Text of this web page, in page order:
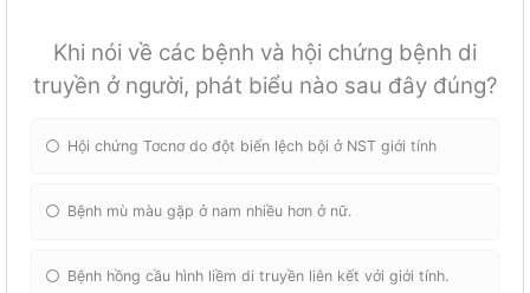
Khi nói về các bệnh và hội chứng bệnh di
truyền ở người, phát biểu nào sau đây đúng?
Hội chứng Tơcnơ do đột biến lệch bội ở NST giới tính
Bệnh mù màu gặp ở nam nhiều hơn ở nữ.
Bệnh hồng cầu hình liềm di truyền liên kết với giới tính.